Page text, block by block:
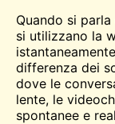
Quando si
si utilizzano la
differenza dei
dove le
lente, le
spontanee e